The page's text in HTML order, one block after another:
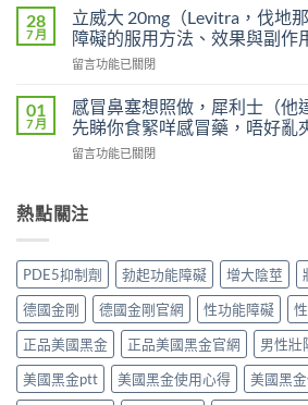
癮
嗎？
效
利
士
副
大
嗎？
賴
性、
停
藥
反
應
與
安
達
雙
效
片
Super
Power）
果
雙
制、
用
法
與
安
全
指
而
鋼
（Viagra，
西
那
非）
副
作
解
痛、
鼻
塞
是
正
常
的？
哪
28
7 月
立威大 20mg（Levitra，伐地
障礙的服用方法、效果與副作
在
威
大
20mg（Levitra，
伐
非）：
勃
起
功
能
障
礙
的
服
留言功能已關閉
01
7 月
感冒鼻塞想照做，犀利士（他
先睇你食緊咩感冒藥，唔好亂
在
鼻
塞
照
做，
犀
利
士
（他
達
拉
留言功能已關閉
熱點關注
PDE5抑制劑 勃起功能障礙 增大陰莖
德國金剛
德國金剛官網 性功能障礙
正品美國黑金
正品美國黑金官網 男性壯
美國黑金ptt
美國黑金使用心得
美國黑